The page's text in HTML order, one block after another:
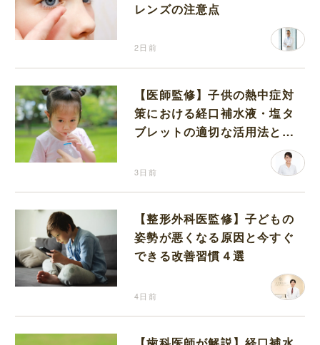
レンズの注意点
2日前
【医師監修】子供の熱中症対
策における経口補水液・塩タ
ブレットの適切な活用法と水
3日前
【整形外科医監修】子どもの
姿勢が悪くなる原因と今すぐ
できる改善習慣４選
4日前